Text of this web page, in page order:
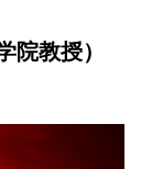
教授）